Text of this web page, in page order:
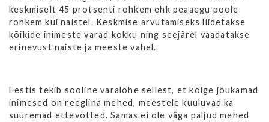
keskmiselt 45 protsenti rohkem ehk peaaegu poole
rohkem kui naistel. Keskmise arvutamiseks liidetakse
kõikide inimeste varad kokku ning seejärel vaadatakse
erinevust naiste ja meeste vahel.
Eestis tekib sooline varalõhe sellest, et kõige jõukamad
inimesed on reeglina mehed, meestele kuuluvad ka
suuremad ettevõtted. Samas ei ole väga paljud mehed